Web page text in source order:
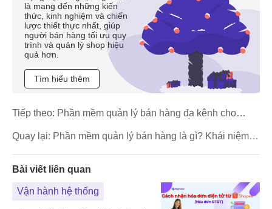
là mang đến những kiến
thức, kinh nghiệm và chiến
lược thiết thực nhất, giúp
người bán hàng tối ưu quy
trình và quản lý shop hiệu
quả hơn.
Tìm hiểu thêm
Quay lại: Phần mềm quản lý bán hàng là gì? Khái niệm &
Tiếp theo: Phần mềm quản lý bán hàng đa kênh cho
Bài viết liên quan
Vận hành hệ thống